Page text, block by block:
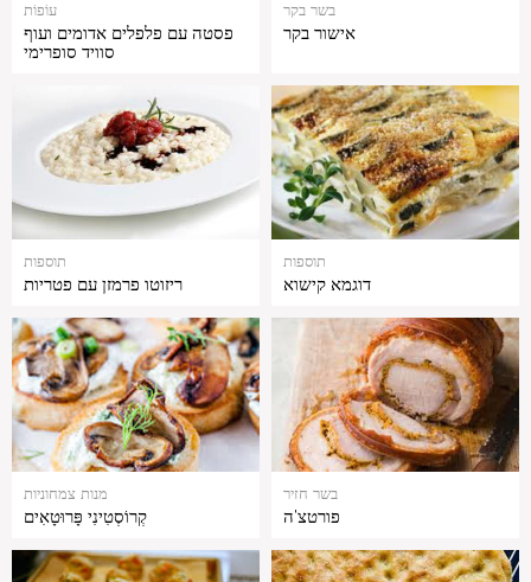
עוֹפוֹת
פסטה עם פלפלים אדומים ועוף
סוויד סופרימי
בשר בקר
אישור בקר
תוספות
ריזוטו פרמזן עם פטריות
תוספות
דוגמא קישוא
מנות צמחוניות
קְרוֹסְטִינִי פָּרוּטָאִים
בשר חזיר
פורטצ'ה